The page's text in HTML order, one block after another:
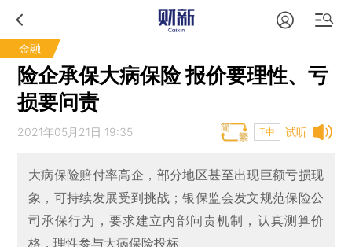
金融
险企承保大病保险 报价要理性、亏
损要问责
试听
2021年05月21日 19:35 T中
大病保险赔付率高企，部分地区甚至出现巨额亏损现
象，可持续发展受到挑战；银保监会发文规范保险公
司承保行为，要求建立内部问责机制，认真测算价
格，理性参与大病保险投标